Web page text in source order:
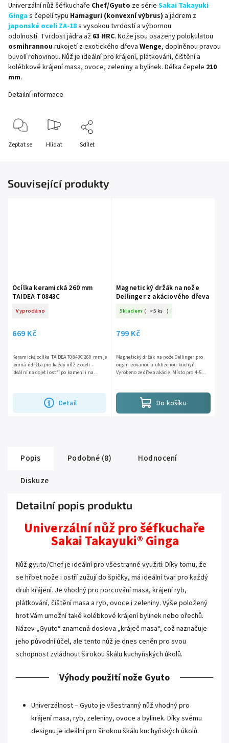
Univerzální nůž šéfkuchaře Chef/Gyuto ze série Sakai Takayuki
Gingas čepelí typu Hamaguri (konvexní výbrus) a jádrem z
japonské oceli ZA-18s vysokou tvrdostí a výbornou
odolností. Tvrdost jádra až 63 HRC. Nože jsou osazeny polokulatou
osmihrannou rukojetí z exotického dřeva Wenge, doplněnou pravou
buvolí rohovinou. Nůž je ideální pro krájení, plátkování, čištění a
kolébkové krájení masa, ovoce, zeleniny a bylinek. Délka čepele 210
mm.
Detailní informace
Zeptat se Hlídat Sdílet
Související produkty
Ocílka keramická 260 mm
TAIDEA T0843C
Vyprodáno
669 Kč
Detail
Keramická ocílka TAIDEA T0843C 260 mm je
jemná údržba pro každý nůž z oceli –
ideální na dojetí ostří po kameni i na
Magnetický držák na nože
Dellinger z akáciového dřeva
Skladem ( >5 ks )
799 Kč
Do košíku
Magnetický držák na nože Dellinger pro
organizovanou a uklizenou kuchyň.
Vyrobeno ze dřeva akácie. Místo pro 4-5
Popis Podobné (8)
Hodnocení
Diskuze
Detailní popis produktu
Univerzální nůž pro šéfkuchaře
Sakai Takayuki® Ginga
Nůž gyuto/Chef je ideální pro všestranné využití. Díky tomu, že
se hřbet nože i ostří zužují do špičky, má ideální tvar pro každý
druh krájení. Je vhodný pro porcování masa, krájení ryb,
plátkování, čištění masa a ryb, ovoce i zeleniny. Výše položený
hrot Vám umožní také kolébkové krájení bylinek nebo ořechů.
Název „Gyuto“ znamená doslova „kráječ masa“, což naznačuje
jeho původní účel, ale tento nůž je dnes ceněn pro svou
schopnost zvládnout širokou škálu kuchyňských úkolů.
Výhody použití nože Gyuto
Univerzálnost – Gyuto je všestranný nůž vhodný pro
krájení masa, ryb, zeleniny, ovoce a bylinek. Díky svému
designu je ideální pro širokou škálu kuchyňských úkolů.